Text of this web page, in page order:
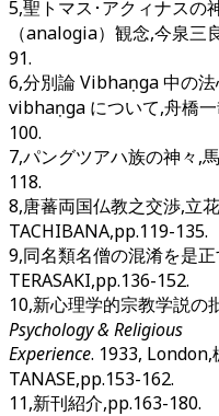
5,聖トマス･アクィナスの
（analogia）観念,今泉
91.
6,分別論 Vibhaṇga 中の
vibhaṇga について,舟橋
100.
7,パングツアハ族の神々,
118.
8,唐蕃両国仏教之交渉,立
TACHIBANA,pp.119-135.
9,同名類名僧の混淆を是
TERASAKI,pp.136-152.
10,新心理学的宗教学説の
Psychology & Religious
Experience. 1933,
TANASE,pp.153-162.
11,新刊紹介,pp.163-180.